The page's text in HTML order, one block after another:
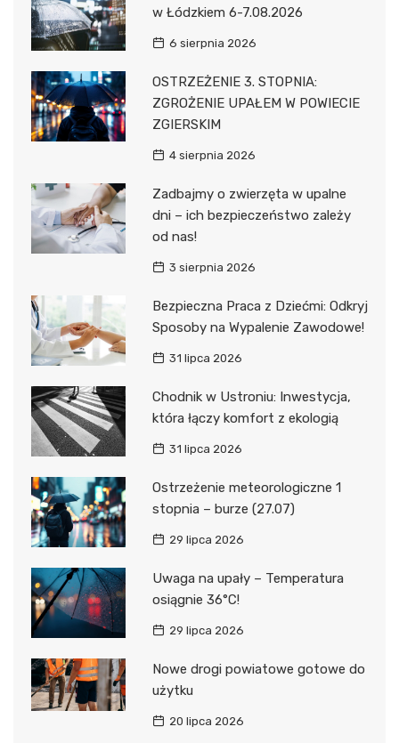
w Łódzkiem 6-7.08.2026
6 sierpnia 2026
OSTRZEŻENIE 3. STOPNIA:
ZGROŻENIE UPAŁEM W POWIECIE
ZGIERSKIM
4 sierpnia 2026
Zadbajmy o zwierzęta w upalne
dni – ich bezpieczeństwo zależy
od nas!
3 sierpnia 2026
Bezpieczna Praca z Dziećmi: Odkryj
Sposoby na Wypalenie Zawodowe!
31 lipca 2026
Chodnik w Ustroniu: Inwestycja,
która łączy komfort z ekologią
31 lipca 2026
Ostrzeżenie meteorologiczne 1
stopnia – burze (27.07)
29 lipca 2026
Uwaga na upały – Temperatura
osiągnie 36°C!
29 lipca 2026
Nowe drogi powiatowe gotowe do
użytku
20 lipca 2026